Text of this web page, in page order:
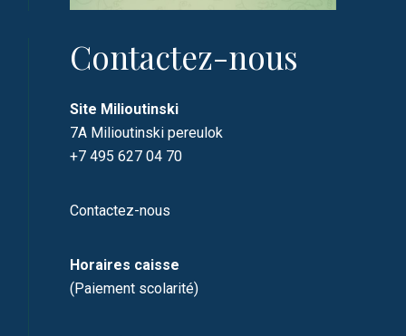
Contactez-nous
Site Milioutinski
7A Milioutinski pereulok
+7 495 627 04 70
Contactez-nous
Horaires caisse
(Paiement scolarité)